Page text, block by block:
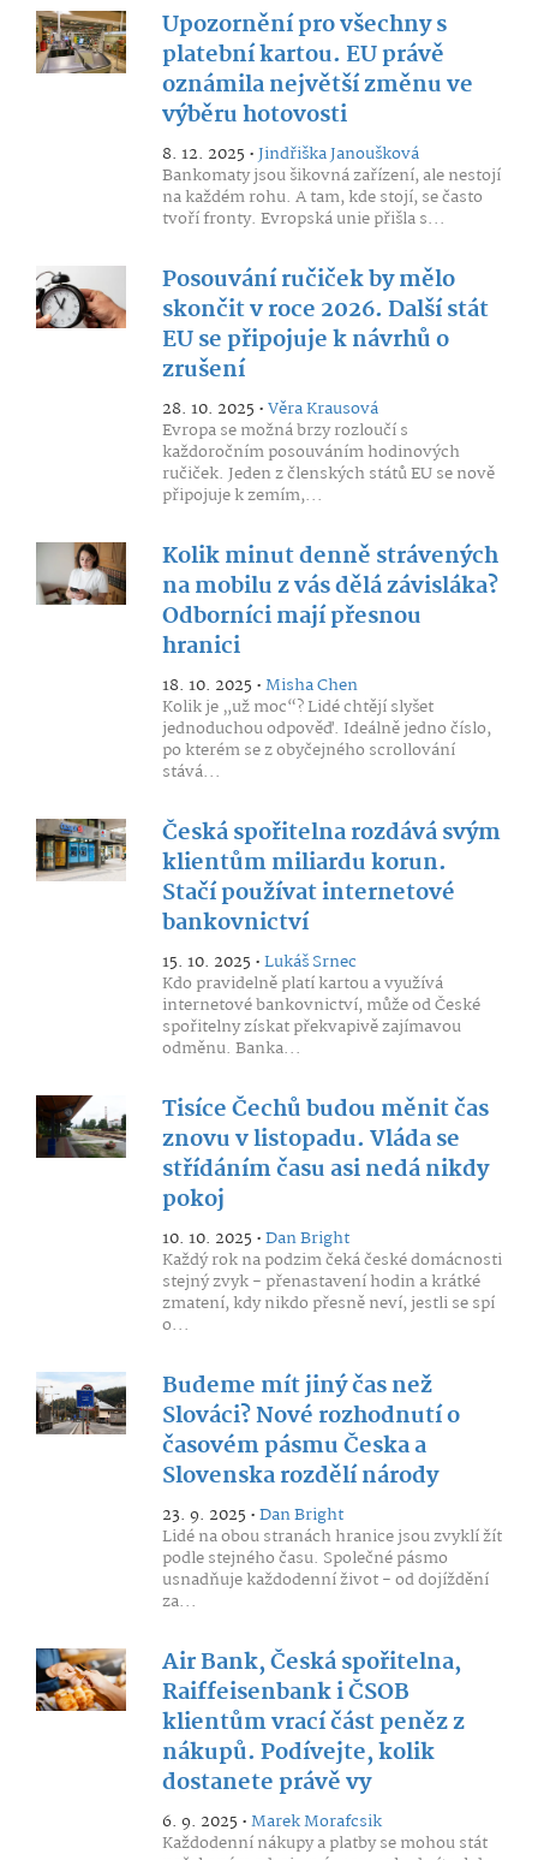
Upozornění pro všechny s
platební kartou. EU právě
oznámila největší změnu ve
výběru hotovosti
8. 12. 2025 •Jindřiška Janoušková
Bankomaty jsou šikovná zařízení, ale nestojí
na každém rohu. A tam, kde stojí, se často
tvoří fronty. Evropská unie přišla s...
Posouvání ručiček by mělo
skončit v roce 2026. Další stát
EU se připojuje k návrhů o
zrušení
28. 10. 2025 •Věra Krausová
Evropa se možná brzy rozloučí s
každoročním posouváním hodinových
ručiček. Jeden z členských států EU se nově
připojuje k zemím,...
Kolik minut denně strávených
na mobilu z vás dělá závisláka?
Odborníci mají přesnou
hranici
18. 10. 2025 •Misha Chen
Kolik je „už moc“? Lidé chtějí slyšet
jednoduchou odpověď. Ideálně jedno číslo,
po kterém se z obyčejného scrollování
stává...
Česká spořitelna rozdává svým
klientům miliardu korun.
Stačí používat internetové
bankovnictví
15. 10. 2025 •Lukáš Srnec
Kdo pravidelně platí kartou a využívá
internetové bankovnictví, může od České
spořitelny získat překvapivě zajímavou
odměnu. Banka...
Tisíce Čechů budou měnit čas
znovu v listopadu. Vláda se
střídáním času asi nedá nikdy
pokoj
10. 10. 2025 •Dan Bright
Každý rok na podzim čeká české domácnosti
stejný zvyk - přenastavení hodin a krátké
zmatení, kdy nikdo přesně neví, jestli se spí
o...
Budeme mít jiný čas než
Slováci? Nové rozhodnutí o
časovém pásmu Česka a
Slovenska rozdělí národy
23. 9. 2025 •Dan Bright
Lidé na obou stranách hranice jsou zvyklí žít
podle stejného času. Společné pásmo
usnadňuje každodenní život - od dojíždění
za...
Air Bank, Česká spořitelna,
Raiffeisenbank i ČSOB
klientům vrací část peněz z
nákupů. Podívejte, kolik
dostanete právě vy
6. 9. 2025 •Marek Morafcsik
Každodenní nákupy a platby se mohou stát